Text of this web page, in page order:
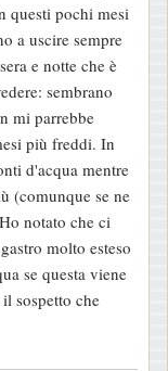
questi pochi mesi
a uscire sempre
e notte che è
sembrano
mi parrebbe
più freddi. In
d'acqua mentre
(comunque se ne
notato che ci
molto esteso
se questa viene
sospetto che